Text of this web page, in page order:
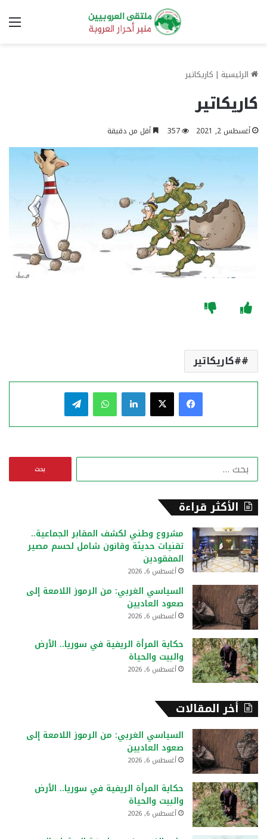
الرئيسية | كاريكاتير
كاريكاتير
أغسطس 2, 2021 357 أقل من دقيقة
#كاريكاتير
فيسبوك لينكدإن واتساب
ن
الأكثر قراءة
مشروع وطني لكشف المقابر الجماعية..
تقنيات حديثة وقانون شامل لحسم مصير
المفقودين
أغسطس 6, 2026
السياسي الغربي: من الرموز اللامعة إلى
صعود العاديين
أغسطس 6, 2026
حكاية المرأة الريفية في سوريا.. الأرض
والبيت والحياة
أغسطس 6, 2026
أخر المقالات
السياسي الغربي: من الرموز اللامعة إلى
صعود العاديين
أغسطس 6, 2026
حكاية المرأة الريفية في سوريا.. الأرض
والبيت والحياة
أغسطس 6, 2026